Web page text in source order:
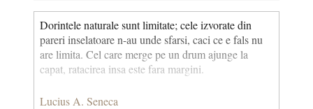
Dorintele naturale sunt limitate; cele izvorate din
pareri inselatoare n-au unde sfarsi, caci ce e fals nu
are limita. Cel care merge pe un drum ajunge la
capat, ratacirea insa este fara margini.
Lucius A. Seneca